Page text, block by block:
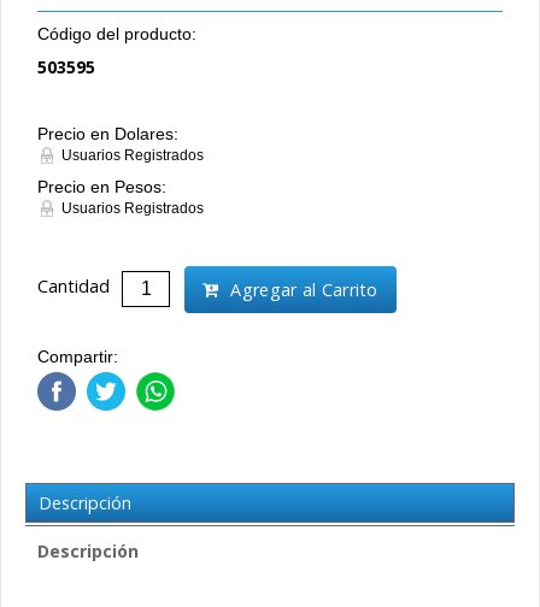
Código del producto:
503595
Precio en Dolares:
Usuarios Registrados
Precio en Pesos:
Usuarios Registrados
Cantidad Agregar al Carrito
Compartir:
Descripción
Descripción